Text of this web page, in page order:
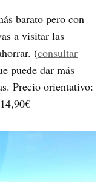
barato pero con
a visitar las
(consultar
puede dar más
Precio orientativo: